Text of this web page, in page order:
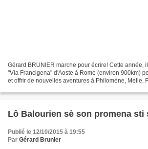
Gérard BRUNIER marche pour écrire! Cette année,
"Via Francigena" d'Aoste à Rome (environ 900km)
et offrir de nouvelles aventures à Philomène, Mélie,
Lô Balourien sè son promena sti
Publié le 12/10/2015 à 19:55
Par Gérard Brunier